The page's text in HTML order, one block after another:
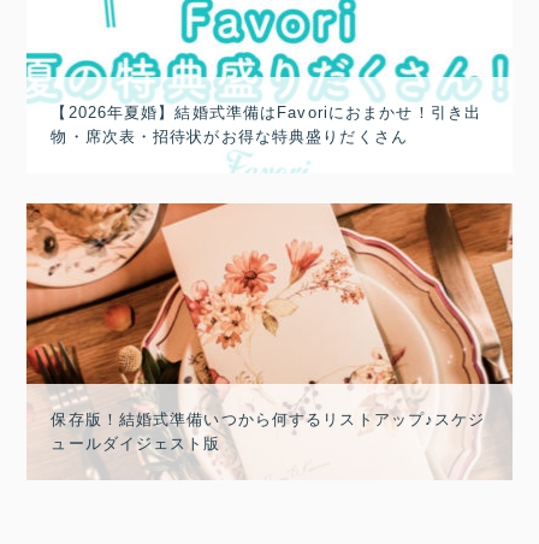
【2026年夏婚】結婚式準備はFavoriにおまかせ！引き出
物・席次表・招待状がお得な特典盛りだくさん
保存版！結婚式準備いつから何するリストアップ♪スケジ
ュールダイジェスト版